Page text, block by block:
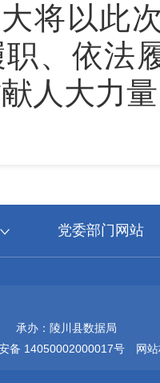
将以此
、依法
人大力
党委部门网站
承办：陵川县数据局
备 14050002000017号 网